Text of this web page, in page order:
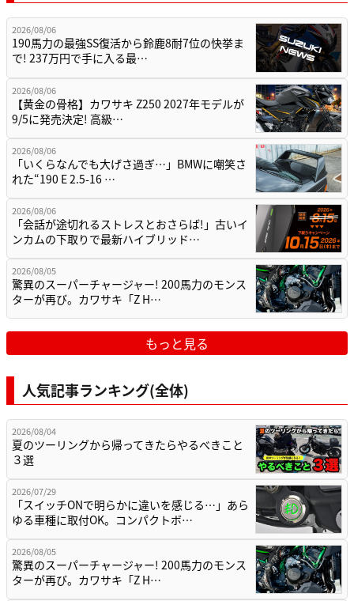
2026/08/06
190馬力の最強SS復活から鈴鹿8耐7位の快挙ま
で! 237万円で手に入る最…
2026/08/06
【黄金の骨格】カワサキ Z250 2027年モデルが
9/5に発売決定! 高級…
2026/08/06
「いくらなんでも大げさ過ぎ…」BMWに嘲笑さ
れた“190 E 2.5-16 …
2026/08/06
「会話が途切れるストレスとおさらば!」古いイ
ンカムの下取りで最新ハイブリッド…
2026/08/05
驚異のスーパーチャージャー! 200馬力のモンス
ターが再び。カワサキ「Z H…
もっと見る
人気記事ランキング(全体)
2026/08/04
夏のツーリングから帰ってきたらやるべきこと
３選
2026/07/29
「スイッチONで明らかに違いを感じる…」あら
ゆる車種に取付OK。コンパクトボ…
2026/08/05
驚異のスーパーチャージャー! 200馬力のモンス
ターが再び。カワサキ「Z H…